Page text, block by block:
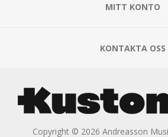
MITT KONTO
KONTAKTA OSS
Copyright © 2026 Andreasson